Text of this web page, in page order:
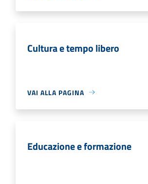
Cultura e tempo libero
VAI ALLA PAGINA
Educazione e formazione